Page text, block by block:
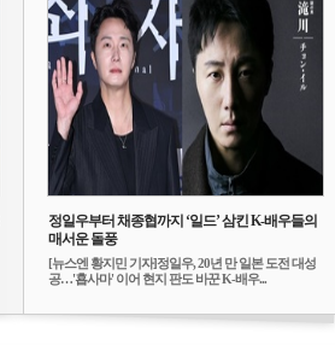
정일우부터 채종협까지 ‘일드’ 삼킨 K-배우들의
매서운 돌풍
[뉴스엔 황지민 기자]정일우, 20년 만 일본 도전 대성
공…'횹사마' 이어 현지 판도 바꾼 K-배우...